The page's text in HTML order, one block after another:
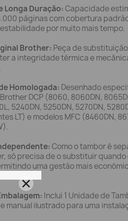
Longa Duração:Capacidade
páginas com cobertura
por muito mais tempo.
Brother: Peça de
a integridade térmica e
Homologada: Desenhado
DCP (8060, 8060DN,
5240DN, 5250DN, 5270DN,
LT) e modelos MFC (8460DN,
Como o tambor é
só precisa de o substituir
uma gestão mais
Inclui 1 Unidade de
manual ilustrado para uma